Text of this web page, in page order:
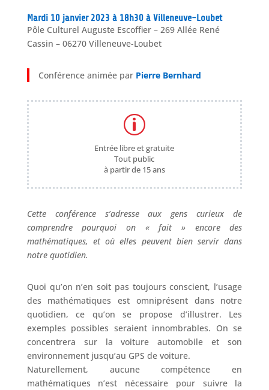
Mardi 10 janvier 2023 à 18h30 à Villeneuve-Loubet
Pôle Culturel Auguste Escoffier – 269 Allée René
Cassin – 06270 Villeneuve-Loubet
Conférence animée parPierre Bernhard
p
Entrée libre et gratuite
Tout public
à partir de 15 ans
Cette conférence s’adresse aux gens curieux de
comprendre pourquoi on « fait » encore des
mathématiques, et où elles peuvent bien servir dans
notre quotidien.
Quoi qu’on n’en soit pas toujours conscient, l’usage
des mathématiques est omniprésent dans notre
quotidien, ce qu’on se propose d’illustrer. Les
exemples possibles seraient innombrables. On se
concentrera sur la voiture automobile et son
environnement jusqu’au GPS de voiture.
Naturellement, aucune compétence en
mathématiques n’est nécessaire pour suivre la